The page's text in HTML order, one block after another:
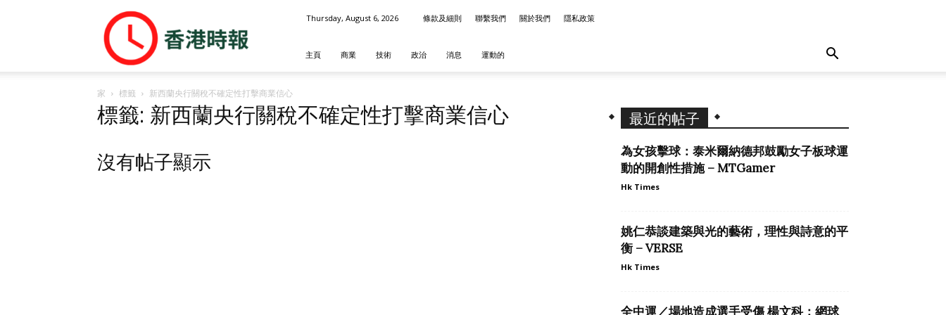
港
時
Thursday, August 6, 2026 條款及細則 聯繫我們 關於我們 隱私政策
主頁 商業 技術 政治 消息 運動的
家 標籤 新西蘭央行關稅不確定性打擊商業信心
標籤: 新西蘭央行關稅不確定性打擊商業信心
沒有帖子顯示
最近的帖子
為女孩擊球：泰米爾納德邦鼓勵女子板球運
動的開創性措施 – MTGamer
Hk Times
姚仁恭談建築與光的藝術，理性與詩意的平
衡 – VERSE
Hk Times
全中運／場地造成選手受傷 楊文科：網球